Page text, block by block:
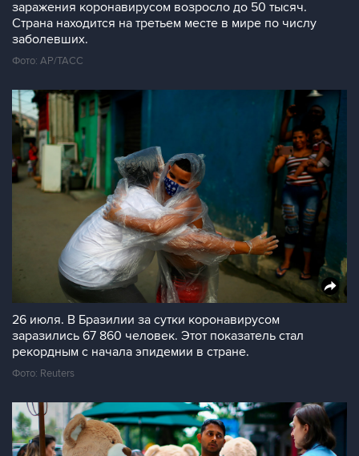
заражения коронавирусом возросло до 50 тысяч.
Страна находится на третьем месте в мире по числу
заболевших.
Фото: AP/ТАСС
26 июля. В Бразилии за сутки коронавирусом
заразились 67 860 человек. Этот показатель стал
рекордным с начала эпидемии в стране.
Фото: Reuters